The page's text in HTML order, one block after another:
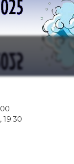
00
, 19:30